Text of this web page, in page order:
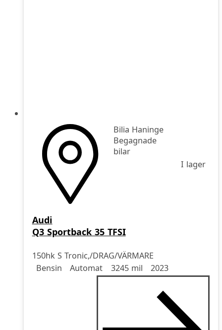
Bilia Haninge
Begagnade
bilar
I lager
Audi
Q3 Sportback 35 TFSI
150hk S Tronic,/DRAG/VÄRMARE
Drivmedel
Bensin
Drivmedel Automat
Miltal 3245 mil
årsmodell 2023